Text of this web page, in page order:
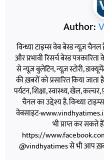
Author:
विन्ध्या टाइम्स वेब बेस्ड न्यूज़ चैनल
और प्रभावी रिसर्च बेस्ड
से न्यूज़ बुलेटिन, न्यूज़ स्टोरी,
की ख़बरों को प्रसारित किया जाता
पर्यटन, शिक्षा, स्वास्थ्य, खेल,
चैनल का उद्देश्य है. विन्ध्या
वेबसाइट-
भी प्राप्त कर
https://
@vindhyatimes से भी आप